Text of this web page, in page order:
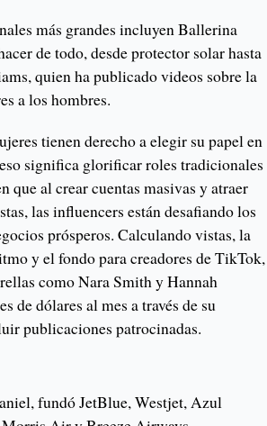
más grandes incluyen Ballerina
de todo, desde protector solar hasta
quien ha publicado videos sobre la
a los hombres.
tienen derecho a elegir su papel en
significa glorificar roles tradicionales
que al crear cuentas masivas y atraer
las influencers están desafiando los
prósperos. Calculando vistas, la
y el fondo para creadores de TikTok,
como Nara Smith y Hannah
de dólares al mes a través de su
publicaciones patrocinadas.
fundó JetBlue, Westjet, Azul